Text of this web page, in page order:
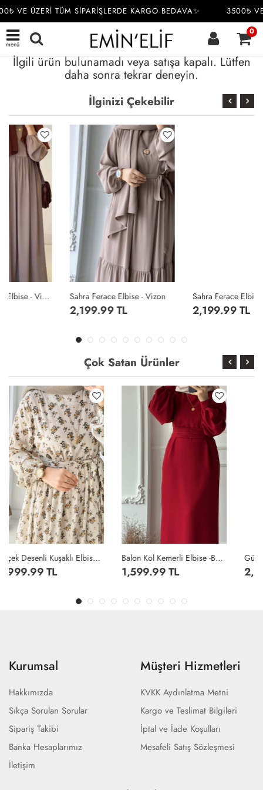
VE ÜZERİ TÜM SİPARİŞLERDE KARGO BEDAVA✨ 3500₺
menü
0
İlgili ürün bulunamadı veya satışa kapalı. Lütfen
daha sonra tekrar deneyin.
İlginizi Çekebilir
Sahra Ferace Elbise - Vizon
2,199.99 TL
Sahra Ferace Elbise - Acı Kahve
2,199.99 TL
Çok Satan Ürünler
1,599.99 TL
Güpür Detaylı Kot Elbise - Koyu Lacivert
2,299.99 TL
Kurumsal
Hakkımızda
Sıkça Sorulan Sorular
Sipariş Takibi
Banka Hesaplarımız
İletişim
Müşteri Hizmetleri
KVKK Aydınlatma Metni
Kargo ve Teslimat Bilgileri
İptal ve İade Koşulları
Mesafeli Satış Sözleşmesi